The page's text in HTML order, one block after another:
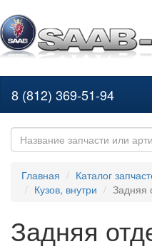
8 (812) 369-51-94
Главная Каталог
Кузов, внутри
Задняя
Задняя